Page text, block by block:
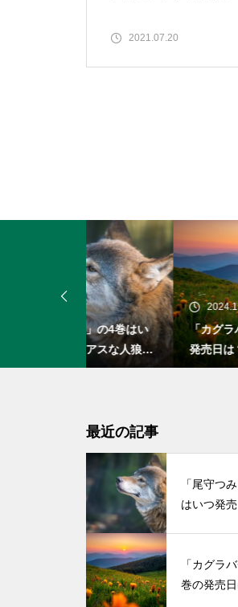
2021.07.20
2024.11.07
「カグラバチ」の4巻が好
発売日は？ストーリーや
最近の記事
「尾守つ
はいつ発
「カグラ
巻の発売